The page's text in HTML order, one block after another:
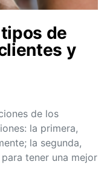
de
y
de los
la primera,
la segunda,
tener una mejor